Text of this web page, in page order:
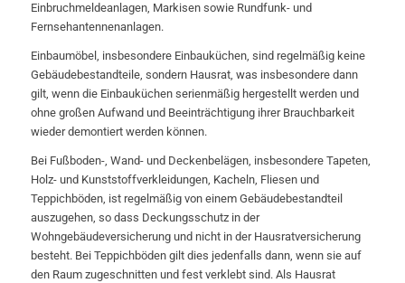
Einbruchmeldeanlagen, Markisen sowie Rundfunk- und
Fernsehantennenanlagen.
Einbaumöbel, insbesondere Einbauküchen, sind regelmäßig keine
Gebäudebestandteile, sondern Hausrat, was insbesondere dann
gilt, wenn die Einbauküchen serienmäßig hergestellt werden und
ohne großen Aufwand und Beeinträchtigung ihrer Brauchbarkeit
wieder demontiert werden können.
Bei Fußboden-, Wand- und Deckenbelägen, insbesondere Tapeten,
Holz- und Kunststoffverkleidungen, Kacheln, Fliesen und
Teppichböden, ist regelmäßig von einem Gebäudebestandteil
auszugehen, so dass Deckungsschutz in der
Wohngebäudeversicherung und nicht in der Hausratversicherung
besteht. Bei Teppichböden gilt dies jedenfalls dann, wenn sie auf
den Raum zugeschnitten und fest verklebt sind. Als Hausrat